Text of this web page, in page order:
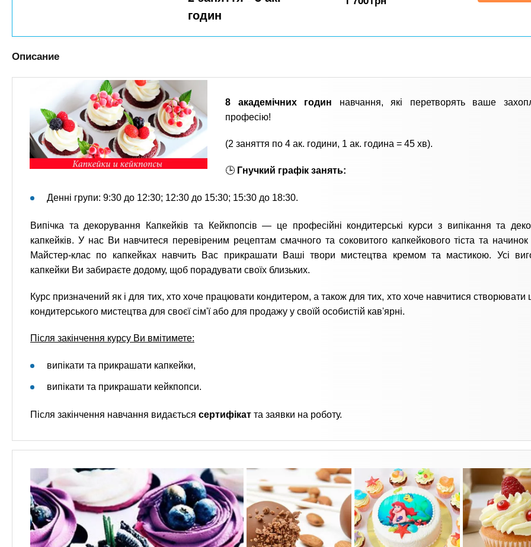
t
s
n
o
а
в
е
годин
Описание
8 академічних годин навчання, які перетворять ваше
професію!
(2 заняття по 4 ак. години, 1 ак. година = 45 хв).
🕒 Гнучкий графік занять:
Денні групи: 9:30 до 12:30; 12:30 до 15:30; 15:30 до 18:30.
Випічка та декорування Капкейків та Кейкпопсів — це професійні кондитерські курси з випікання та
капкейків. У нас Ви навчитеся перевіреним рецептам смачного та соковитого капкейкового тіста та начинок
Майстер-клас по капкейках навчить Вас прикрашати Ваші твори мистецтва кремом та мастикою. Усі
капкейки Ви забираєте додому, щоб порадувати своїх близьких.
Курс призначений як і для тих, хто хоче працювати кондитером, а також для тих, хто хоче навчитися
кондитерського мистецтва для своєї сім'ї або для продажу у своїй особистій кав'ярні.
Після закінчення курсу Ви вмітимете:
випікати та прикрашати капкейки,
випікати та прикрашати кейкпопси.
Після закінчення навчання видається сертифікат та заявки на роботу.